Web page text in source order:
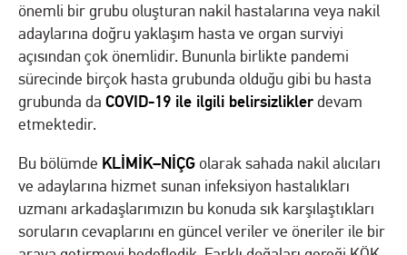
önemli bir grubu oluşturan nakil hastalarına veya nakil
adaylarına doğru yaklaşım hasta ve organ surviyi
açısından çok önemlidir. Bununla birlikte pandemi
sürecinde birçok hasta grubunda olduğu gibi bu hasta
grubunda da COVID-19 ile ilgili belirsizliklerdevam
etmektedir.
Bu bölümde KLİMİK–NİÇG olarak sahada nakil alıcıları
ve adaylarına hizmet sunan infeksiyon hastalıkları
uzmanı arkadaşlarımızın bu konuda sık karşılaştıkları
soruların cevaplarını en güncel veriler ve öneriler ile bir